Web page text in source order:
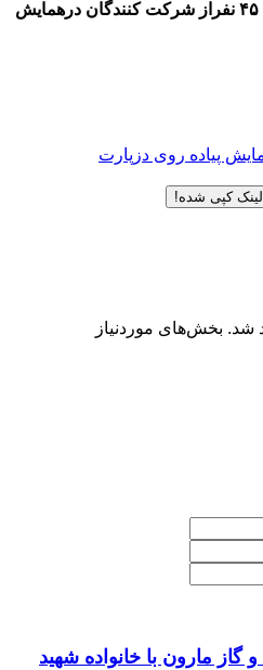
همچنین درپایان به قید قرعه به ۴۵ نفراز شرکت کنندگان درهمایش
پیاده روی دزپارت
لینک کپی شده!
شد. بخش‌های موردنیاز
گاز مارون با خانواده شهید